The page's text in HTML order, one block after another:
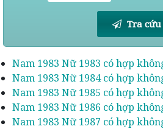
Tra cứu
Nam 1983 Nữ 1983 có hợp
Nam 1983 Nữ 1984 có hợp
Nam 1983 Nữ 1985 có hợp
Nam 1983 Nữ 1986 có hợp
Nam 1983 Nữ 1987 có hợp